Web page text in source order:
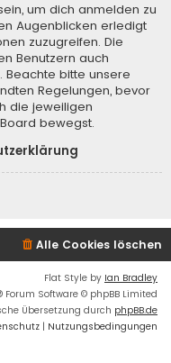
um dich anmelden zu
Augenblicken erledigt
zuzugreifen. Die
Benutzern auch
Beachte bitte unsere
Regelungen, bevor
die jeweiligen
bewegst.
Alle Cookies löschen
Flat Style by Ian Bradley
Forum Software © phpBB Limited
Übersetzung durch phpBB.de
| Nutzungsbedingungen